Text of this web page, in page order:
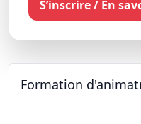
S’inscrire / En
Formation